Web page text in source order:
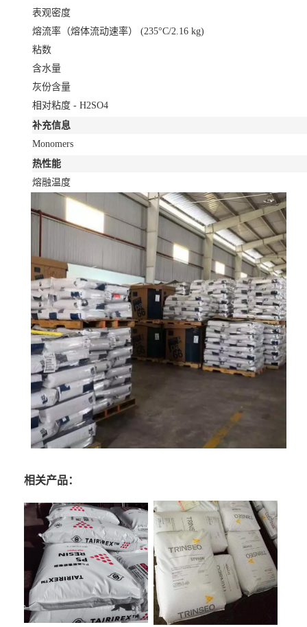
表观密度
熔流率（熔体流动速率） (235°C/2.16 kg)
粘数
含水量
灰份含量
相对粘度 - H2SO4
补充信息
Monomers
热性能
熔融温度
相关产品：